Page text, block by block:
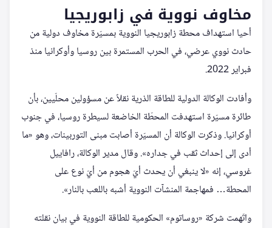
مخاوف نووية في زابوريجيا
أحيا استهداف محطة زابوريجيا النووية بمسيّرة مخاوف دولية من
حادث نووي عرضي، في الحرب المستمرة بين روسيا وأوكرانيا منذ
فبراير 2022.
وأفادت الوكالة الدولية للطاقة الذرية نقلاً عن مسؤولين محلّيين، بأن
طائرة مسيّرة استهدفت المحطّة الخاضعة لسيطرة روسيا، في جنوب
أوكرانيا. وذكرت الوكالة أن المسيّرة أصابت مبنى التوربينات، وهو «ما
أدى إلى إحداث ثقب في جداره». وقال مدير الوكالة، رافاييل
غروسي، إنه «لا ينبغي أن يحدث أيّ هجوم من أيّ نوع على
المحطة… فمهاجمة المنشآت النووية أشبه باللعب بالنار».
واتّهمت شركة «روساتوم» الحكومية للطاقة النووية في بيان نقلته